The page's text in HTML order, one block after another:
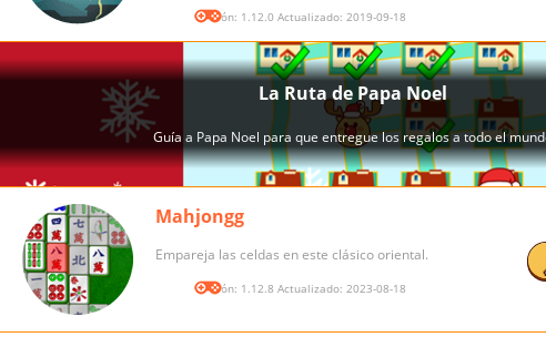
Versión: 1.12.0 Actualizado: 2019-09-18
Mahjongg
Empareja las celdas en este clásico oriental.
Versión: 1.12.8 Actualizado: 2023-08-18